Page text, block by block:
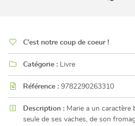
l'adresse email indiqué ci-dessus. Vous pouvez
utilisant
 C'est notre coup de coeur !
 Catégorie : Livre
 Référence : 9782290263310
 Description : Marie a un caractère
seule de ses vaches, de son